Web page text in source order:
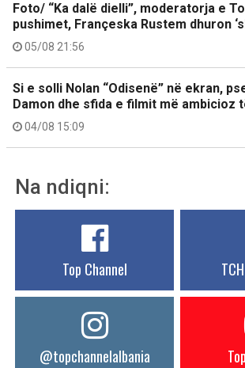
Foto/ “Ka dalë dielli”, moderatorja e
pushimet, Françeska Rustem dhuron
05/08 21:56
Si e solli Nolan “Odisenë” në ekran,
Damon dhe sfida e filmit më ambicioz
04/08 15:09
Na ndiqni:
Top Channel
@topchannelalbania